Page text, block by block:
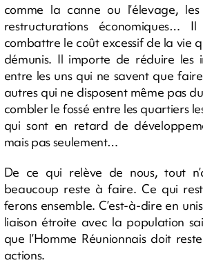
comme la canne ou l’élevage,
restructurations économiques…
combattre le coût excessif de la vie
démunis. Il importe de réduire les
entre les uns qui ne savent que
autres qui ne disposent même pas
combler le fossé entre les quartiers
qui sont en retard de
mais pas seulement…
De ce qui relève de nous, tout
beaucoup reste à faire. Ce qui
ferons ensemble. C’est-à-dire en
liaison étroite avec la population
que l’Homme Réunionnais doit
actions.